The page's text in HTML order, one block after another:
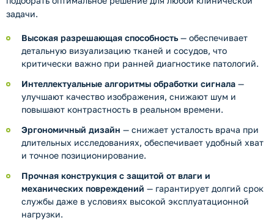
задачи.
Высокая разрешающая способность— обеспечивает
детальную визуализацию тканей и сосудов, что
критически важно при ранней диагностике патологий.
Интеллектуальные алгоритмы обработки сигнала —
улучшают качество изображения, снижают шум и
повышают контрастность в реальном времени.
Эргономичный дизайн — снижает усталость врача при
длительных исследованиях, обеспечивает удобный хват
и точное позиционирование.
Прочная конструкция с защитой от влаги и
механических повреждений — гарантирует долгий срок
службы даже в условиях высокой эксплуатационной
нагрузки.